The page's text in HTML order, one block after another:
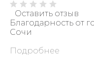
Оставить отзыв
Благодарность от
Сочи
Подробнее